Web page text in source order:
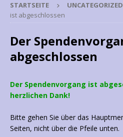
STARTSEITE UNCATEGORIZED
ist abgeschlossen
Der
abgeschlossen
Der Spendenvorgang ist
herzlichen Dank!
Bitte gehen Sie über das
Seiten, nicht über die Pfeile unten.